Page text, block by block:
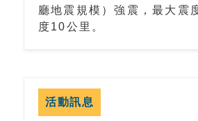
廳地震規模）強震，最大震
度10公里。
活動訊息